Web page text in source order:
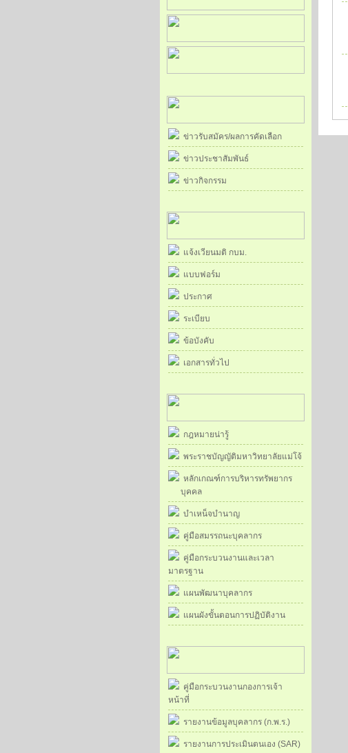
ข่าวรับสมัคร/ผลการคัดเลือก
ข่าวประชาสัมพันธ์
ข่าวกิจกรรม
แจ้งเวียนมติ กบม.
แบบฟอร์ม
ประกาศ
ระเบียบ
ข้อบังคับ
เอกสารทั่วไป
กฎหมายน่ารู้
พระราชบัญญัติมหาวิทยาลัยแม่โจ้
หลักเกณฑ์การบริหารทรัพยากร
บุคคล
บำเหน็จบำนาญ
คู่มือสมรรถนะบุคลากร
คู่มือกระบวนงานและเวลา
มาตรฐาน
แผนพัฒนาบุคลากร
แผนผังขั้นตอนการปฏิบัติงาน
คู่มือกระบวนงานกองการเจ้า
หน้าที่
รายงานข้อมูลบุคลากร (ก.พ.ร.)
รายงานการประเมินตนเอง (SAR)